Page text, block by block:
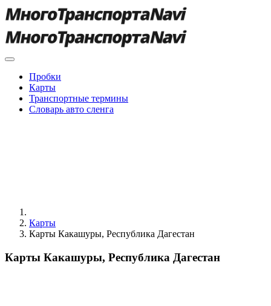
Пробки
Карты
Транспортные термины
Словарь авто сленга
Карты
Карты Какашуры, Республика Дагестан
Карты Какашуры, Республика Дагестан